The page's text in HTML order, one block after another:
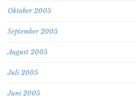
Oktober 2005
September 2005
August 2005
Juli 2005
Juni 2005